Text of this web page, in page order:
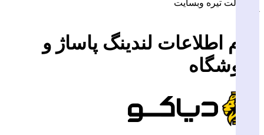
وبسایت
لندینگ پاساژ و